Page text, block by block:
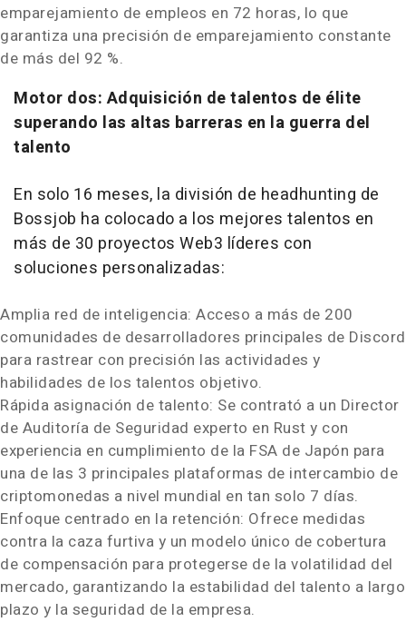
emparejamiento de empleos en 72 horas, lo que
garantiza una precisión de emparejamiento constante
de más del 92 %.
Motor dos: Adquisición de talentos de élite
superando las altas barreras en la guerra del
talento
En solo 16 meses, la división de headhunting de
Bossjob ha colocado a los mejores talentos en
más de 30 proyectos Web3 líderes con
soluciones personalizadas:
Amplia red de inteligencia: Acceso a más de 200
comunidades de desarrolladores principales de Discord
para rastrear con precisión las actividades y
habilidades de los talentos objetivo.
Rápida asignación de talento: Se contrató a un Director
de Auditoría de Seguridad experto en Rust y con
experiencia en cumplimiento de la FSA de Japón para
una de las 3 principales plataformas de intercambio de
criptomonedas a nivel mundial en tan solo 7 días.
Enfoque centrado en la retención: Ofrece medidas
contra la caza furtiva y un modelo único de cobertura
de compensación para protegerse de la volatilidad del
mercado, garantizando la estabilidad del talento a largo
plazo y la seguridad de la empresa.